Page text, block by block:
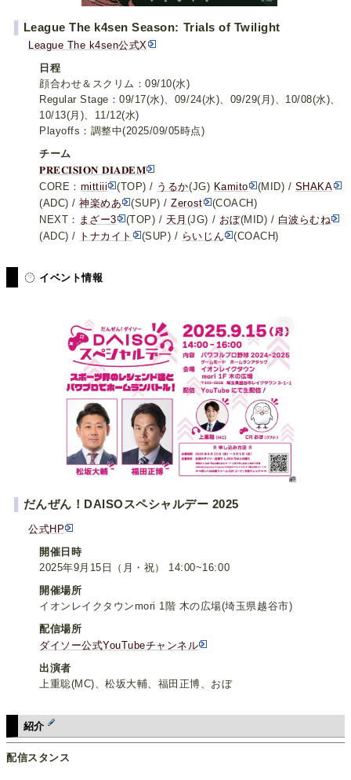
League The k4sen Season: Trials of Twilight
League The k4sen公式X
日程
顔合わせ＆スクリム：09/10(水)
Regular Stage：09/17(水)、09/24(水)、09/29(月)、10/08(水)、
10/13(月)、11/12(水)
Playoffs：調整中(2025/09/05時点)
チーム
𝐏𝐑𝐄𝐂𝐈𝐒𝐈𝐎𝐍 𝐃𝐈𝐀𝐃𝐄𝐌
CORE： mittiii (TOP) / うるか(JG) Kamito (MID) / SHAKA
(ADC) /神楽めあ (SUP) /Zerost
(COACH)
NEXT： まざー3 (TOP) / 天月 (JG) / おぼ(MID) / 白波らむね
(ADC) / トナカイト (SUP) / らいじん (COACH)
イベント情報
だんぜん！DAISOスペシャルデー 2025
公式HP
開催日時
2025年9月15日（月・祝） 14:00~16:00
開催場所
イオンレイクタウンmori 1階 木の広場(埼玉県越谷市)
配信場所
ダイソー公式YouTubeチャンネル
出演者
上重聡(MC)、松坂大輔、福田正博、おぼ
紹介
配信スタンス